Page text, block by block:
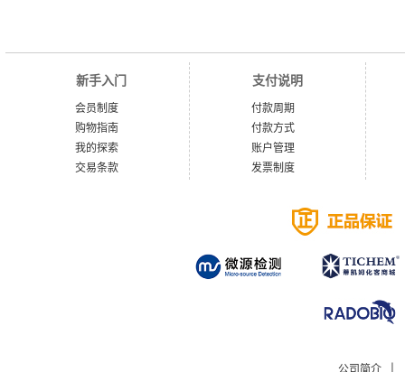
新手入门
会员制度
购物指南
我的探索
交易条款
支付说明
付款周期
付款方式
账户管理
发票制度
公司简介